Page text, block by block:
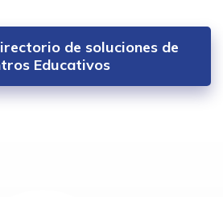
de soluciones de
Educativos